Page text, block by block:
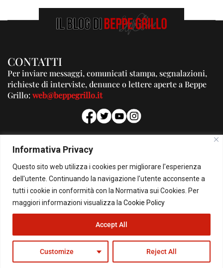
Informativa Privacy
Questo sito web utilizza i cookies per migliorare l'esperienza
dell'utente. Continuando la navigazione l'utente acconsente a
tutti i cookie in conformità con la Normativa sui Cookies. Per
maggiori informazioni visualizza la Cookie Policy
Customize Reject All
Accept All
CONTATTI
Per inviare messaggi, comunicati stampa, segnalazioni,
richieste di interviste, denunce o lettere aperte a Beppe
Grillo:web@beppegrillo.it
PUBBLICITA'
Per la tua pubblicità su questo Blog:
pubblicita@beppegrillo.it
© Copyright 2026 - Il Blog di Beppe Grillo. All Rights Reserved - Powered by
happygrafic.com